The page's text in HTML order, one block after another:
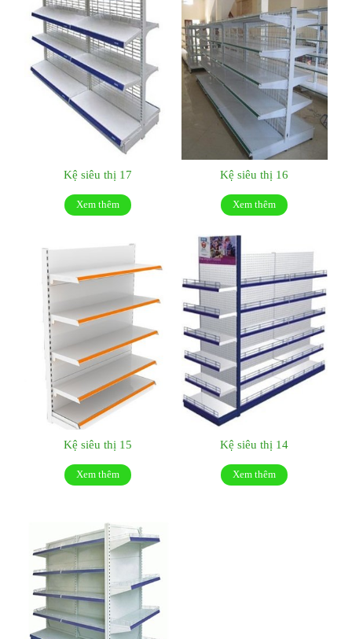
Kệ siêu thị 17
Xem thêm
Kệ siêu thị 16
Xem thêm
Kệ siêu thị 15
Xem thêm
Kệ siêu thị 14
Xem thêm